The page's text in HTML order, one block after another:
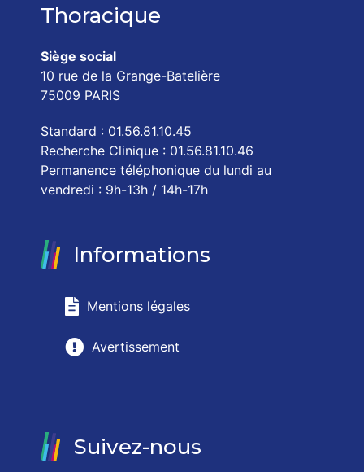
Thoracique
Siège social
10 rue de la Grange-Batelière
75009 PARIS
Standard : 01.56.81.10.45
Recherche Clinique : 01.56.81.10.46
Permanence téléphonique du lundi au
vendredi : 9h-13h / 14h-17h
Informations
Mentions légales
Avertissement
Suivez-nous